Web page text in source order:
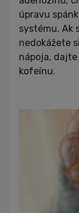
úpravu
systému. Ak
nedokážete
nápoja,
kofeínu.